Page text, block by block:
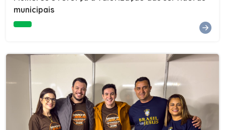
Cultura, Esporte e Lazer, Paulo Thomas, prestigiou os
compromisso da nossa gestão com a inclusão,
oferecendo a jovens e adultos a oportunidade de
concluir seus estudos e construir um futuro melhor.
Cada certificado entregue simboliza esforço,
determinação e a certeza de que investir em educação
é investir no desenvolvimento de Sete Barras."A
Prefeitura de Sete Barras também agradeceu ao SESI,
parceiro fundamental na retomada e ampliação da
Educação de Jovens e Adultos, aos professores, à
municipais